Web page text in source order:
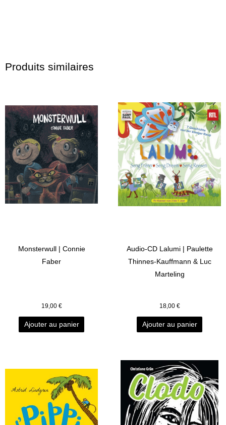
Produits similaires
Monsterwull | Connie
Faber
19,00 €
Ajouter au panier
Audio-CD Lalumi | Paulette
Thinnes-Kauffmann & Luc
Marteling
18,00 €
Ajouter au panier